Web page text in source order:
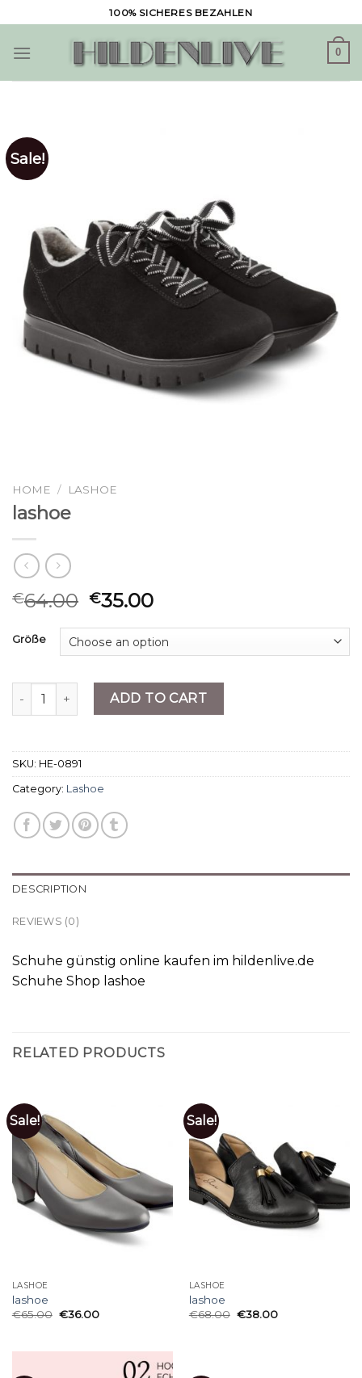
to
content
100% SICHERES BEZAHLEN
0
Sale!
HOME / LASHOE
lashoe
€64.00 €35.00
Größe
lashoe quantity ADD TO CART
SKU: HE-0891
Category: Lashoe
DESCRIPTION
REVIEWS (0)
Schuhe günstig online kaufen im hildenlive.de
Schuhe Shop lashoe
RELATED PRODUCTS
Sale!
LASHOE
lashoe
€65.00 €36.00
Sale!
LASHOE
lashoe
€68.00 €38.00